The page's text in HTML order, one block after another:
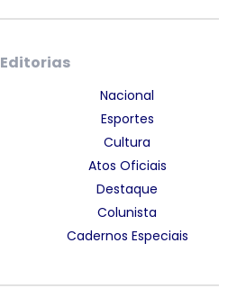
Editorias
Nacional
Esportes
Cultura
Atos Oficiais
Destaque
Colunista
Cadernos Especiais